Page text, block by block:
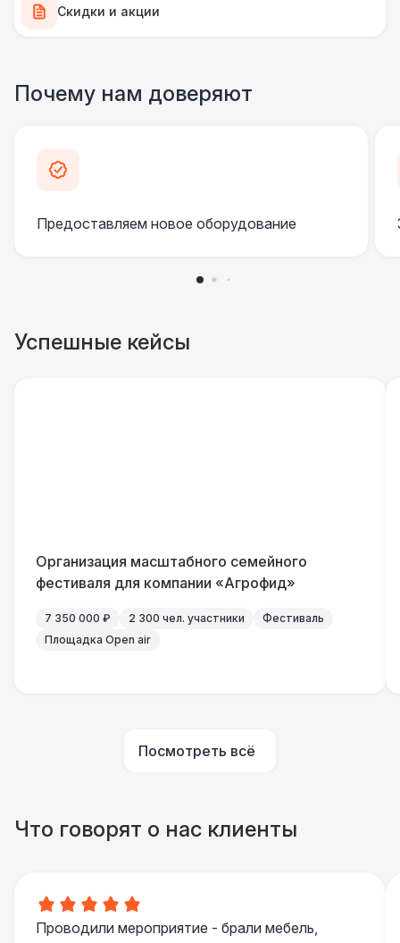
Фотограф
Gif стойка
Столбики ограждения (1м)
Скидки и акции
Почему нам доверяют
Предоставляем новое оборудование
Успешные кейсы
Организация масштабного семейного
фестиваля для компании «Агрофид»
7 350 000 ₽ 2 300 чел. участники
Фестиваль
Площадка Open air
Посмотреть всё
Что говорят о нас клиенты
Проводили мероприятие - брали мебель,